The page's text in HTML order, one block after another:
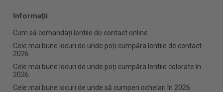
Informații
Cum să comandați lentile de contact online
Cele mai bune locuri de unde poți cumpăra lentile de contact
2026
Cele mai bune locuri de unde poți cumpăra lentile colorate în
2026
Cele mai bune locuri de unde să cumperi ochelari în 2026